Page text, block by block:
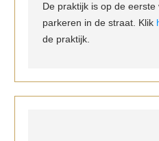
De praktijk is op de
parkeren in de straat. Klik
de praktijk.